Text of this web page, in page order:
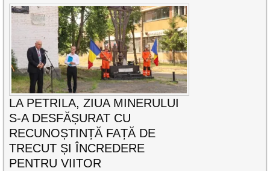
LA PETRILA, ZIUA MINERULUI
S-A DESFĂȘURAT CU
RECUNOȘTINȚĂ FAȚĂ DE
TRECUT ȘI ÎNCREDERE
PENTRU VIITOR